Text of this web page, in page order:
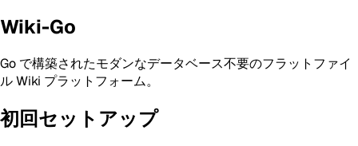
Wiki-Go
Go で構築されたモダンなデータベース不要のフラットファイ
ル Wiki プラットフォーム。
初回セットアップ